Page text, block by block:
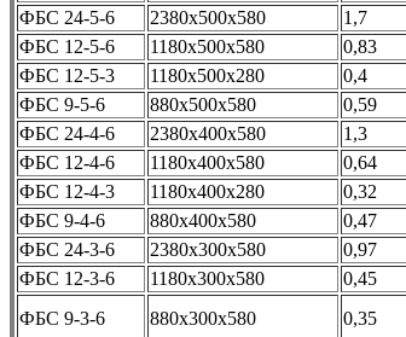
ФБС 24-5-6
2380х500х580 1,7
ФБС 12-5-6
1180х500х580 0,83
ФБС 12-5-3
1180х500х280 0,4
ФБС 9-5-6
880х500х580 0,59
ФБС 24-4-6
2380х400х580 1,3
ФБС 12-4-6
1180х400х580 0,64
ФБС 12-4-3
1180х400х280 0,32
ФБС 9-4-6
880х400х580 0,47
ФБС 24-3-6
2380х300х580 0,97
ФБС 12-3-6
1180х300х580 0,45
ФБС 9-3-6
880х300х580 0,35